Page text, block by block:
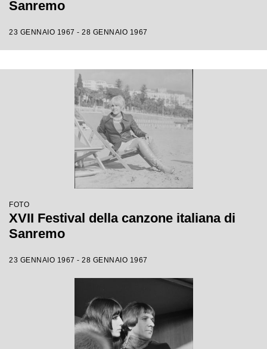
Sanremo
23 GENNAIO 1967 - 28 GENNAIO 1967
FOTO
XVII Festival della canzone italiana di
Sanremo
23 GENNAIO 1967 - 28 GENNAIO 1967